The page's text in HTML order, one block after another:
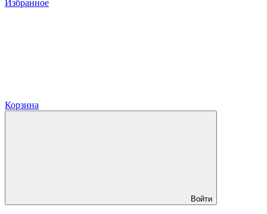
Избранное
Корзина
Войти